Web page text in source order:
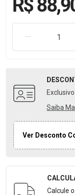
R$
REMOVER
Saiba
Ver Desconto
Formulário
Calcule